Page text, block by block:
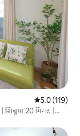
औसत रेटिंग 5 में
5.0 (119)
शिबुया 20 मिनट |